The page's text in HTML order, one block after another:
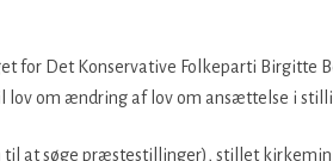
for Det Konservative Folkeparti Birgitte
lov om ændring af lov om ansættelse i
til at søge præstestillinger), stillet